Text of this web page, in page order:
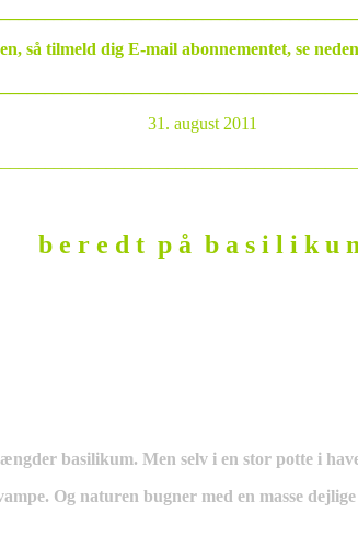
så tilmeld dig E-mail abonnementet, se
31. august 2011
b e r e d t p å b a s i l i k u
basilikum. Men selv i en stor potte i
Og naturen bugner med en masse